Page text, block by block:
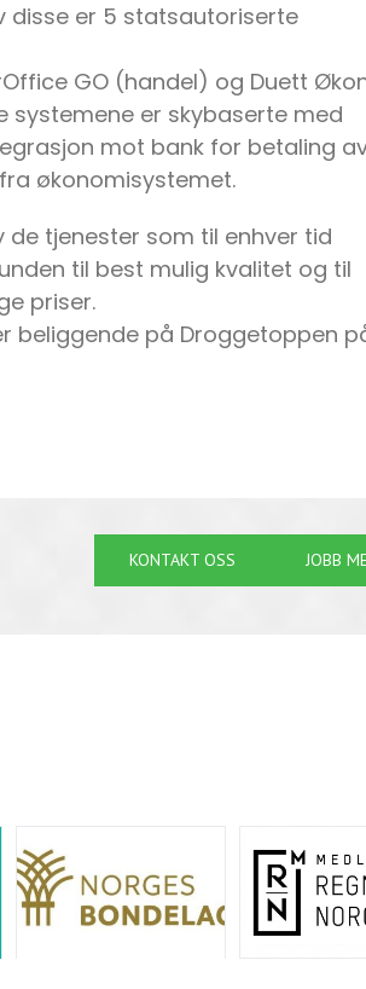
disse er 5 statsautoriserte
GO (handel) og Duett
systemene er skybaserte med
mot bank for betaling
økonomisystemet.
de tjenester som til enhver tid
til best mulig kvalitet og til
priser.
beliggende på Droggetoppen
KONTAKT OSS JOBB